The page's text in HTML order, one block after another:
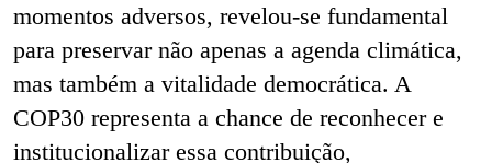
momentos adversos, revelou-se fundamental
para preservar não apenas a agenda climática,
mas também a vitalidade democrática. A
COP30 representa a chance de reconhecer e
institucionalizar essa contribuição,